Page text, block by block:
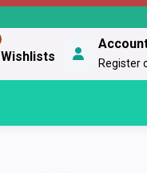
Wishlists Register